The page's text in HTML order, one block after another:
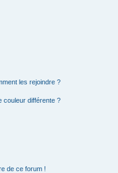
les rejoindre ?
couleur différente ?
de ce forum !